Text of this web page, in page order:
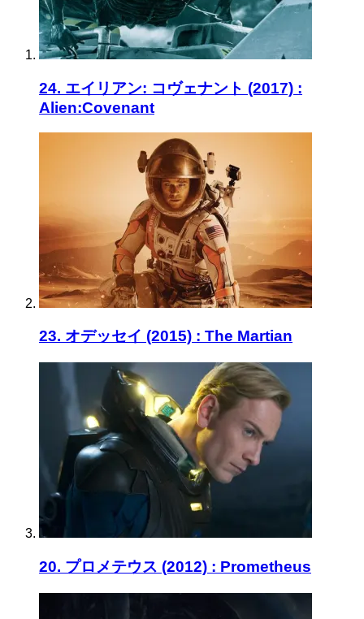
24. エイリアン: コヴェナント (2017) :
Alien:Covenant
23. オデッセイ (2015) : The Martian
20. プロメテウス (2012) : Prometheus